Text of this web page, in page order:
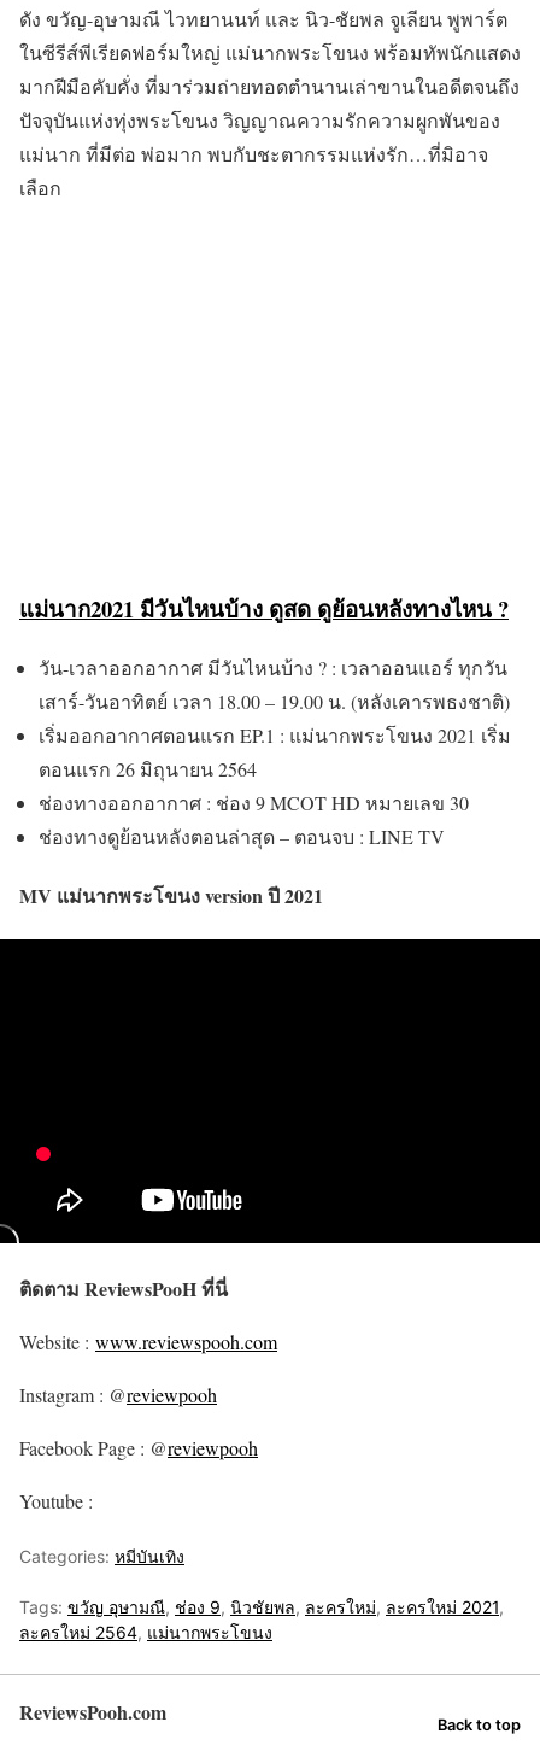
ดัง ขวัญ-อุษามณี ไวทยานนท์ และ นิว-ชัยพล จูเลียน พูพาร์ต
ในซีรีส์พีเรียดฟอร์มใหญ่ แม่นากพระโขนง พร้อมทัพนักแสดง
มากฝีมือคับคั่ง ที่มาร่วมถ่ายทอดตำนานเล่าขานในอดีตจนถึง
ปัจจุบันแห่งทุ่งพระโขนง วิญญาณความรักความผูกพันของ
แม่นาก ที่มีต่อ พ่อมาก พบกับชะตากรรมแห่งรัก…ที่มิอาจ
เลือก
แม่นาก2021 มีวันไหนบ้าง ดูสด ดูย้อนหลังทางไหน ?
วัน-เวลาออกอากาศ มีวันไหนบ้าง ? : เวลาออนแอร์ ทุกวัน
เสาร์-วันอาทิตย์ เวลา 18.00 – 19.00 น. (หลังเคารพธงชาติ)
เริ่มออกอากาศตอนแรก EP.1 : แม่นากพระโขนง 2021 เริ่ม
ตอนแรก 26 มิถุนายน 2564
ช่องทางออกอากาศ : ช่อง 9 MCOT HD หมายเลข 30
ช่องทางดูย้อนหลังตอนล่าสุด – ตอนจบ : LINE TV
MV แม่นากพระโขนง version ปี 2021
ติดตาม ReviewsPooH ที่นี่
Website : www.reviewspooh.com
Instagram : @reviewpooh
Facebook Page : @reviewpooh
Youtube :
Categories: หมีบันเทิง
Tags: ขวัญ อุษามณี, ช่อง 9, นิวชัยพล, ละครใหม่, ละครใหม่ 2021,
ละครใหม่ 2564, แม่นากพระโขนง
ReviewsPooh.com Back to top